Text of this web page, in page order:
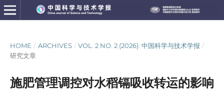
HOME / ARCHIVES / VOL. 2 NO. 2 (2026): 中国科学与技术学报 /
研究文章
施肥管理调控对水稻镉吸收转运的影响